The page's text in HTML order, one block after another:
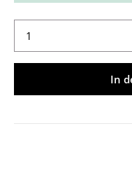
Produkt Anzahl:
In